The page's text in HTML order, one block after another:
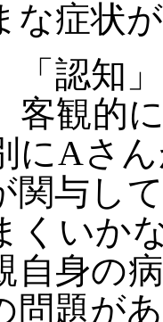
な症状
「認知
客観的
にAさ
関与し
くいか
自身の
問題が